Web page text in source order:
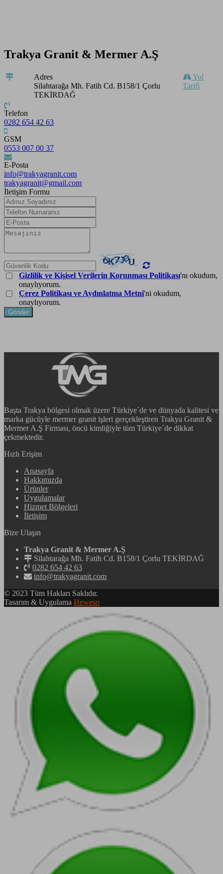
Trakya Granit & Mermer A.Ş
Adres
Silahtarağa Mh. Fatih Cd. B158/1 Çorlu
TEKİRDAĞ
Yol
Tarifi
Telefon
0282 654 42 63
GSM
0553 007 00 37
E-Posta
info@trakyagranit.com
trakyagranit@gmail.com
İletişim Formu
Gizlilik ve Kişisel Verilerin Korunması Politikası'nı okudum,
onaylıyorum.
Çerez Politikası ve Aydınlatma Metni'ni okudum,
onaylıyorum.
Gönder
Başta Trakya bölgesi olmak üzere Türkiye´de ve dünyada kalitesi ve
marka gücüyle mermer granit işleri gerçekleştiren Trakya Granit &
Mermer A.Ş Firması, öncü kimliğiyle tüm Türkiye´de dikkat
çekmektedir.
Hızlı Erişim
Anasayfa
Hakkımızda
Ürünler
Uygulamalar
Hizmet Bölgeleri
İletişim
Bize Ulaşın
Trakya Granit & Mermer A.Ş
Silahtarağa Mh. Fatih Cd. B158/1 Çorlu TEKİRDAĞ
0282 654 42 63
info@trakyagranit.com
© 2023 Tüm Hakları Saklıdır.
Tasarım & Uygulama Heweso